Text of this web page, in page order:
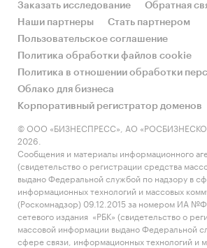
Заказать исследование
Обратная
Наши партнеры
Стать партнером
Пользовательское соглашение
Политика обработки файлов cookie
Политика в отношении обработки
Облако для бизнеса
Корпоративный регистратор доменов
© ООО «БИЗНЕСПРЕСС», АО
2026.
Сообщения и материалы информационного
(свидетельство о регистрации средства
выдано Федеральной службой по надзору в
информационных технологий и массовых
(Роскомнадзор) 09.12.2015 за номером ИА
сетевого издания «РБК» (свидетельство о
массовой информации выдано Федеральной
сфере связи, информационных технологий и